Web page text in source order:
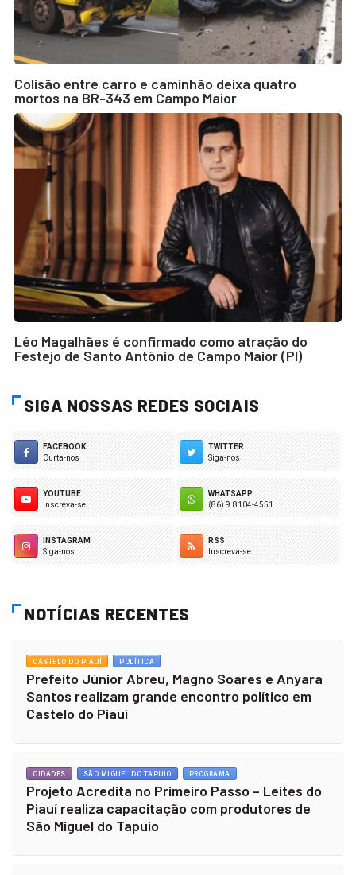
Colisão entre carro e caminhão deixa quatro
mortos na BR-343 em Campo Maior
Léo Magalhães é confirmado como atração do
Festejo de Santo Antônio de Campo Maior (PI)
SIGA NOSSAS REDES SOCIAIS
FACEBOOK
Curta-nos
TWITTER
Siga-nos
YOUTUBE
Inscreva-se
WHATSAPP
(86) 9.8104-4551
INSTAGRAM
Siga-nos
RSS
Inscreva-se
NOTÍCIAS RECENTES
CASTELO DO PIAUÍ POLÍTICA
Prefeito Júnior Abreu, Magno Soares e Anyara
Santos realizam grande encontro político em
Castelo do Piauí
CIDADES SÃO MIGUEL DO TAPUIO PROGRAMA
Projeto Acredita no Primeiro Passo – Leites do
Piauí realiza capacitação com produtores de
São Miguel do Tapuio